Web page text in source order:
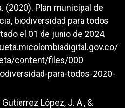
(2020). Plan municipal de
biodiversidad para todos
el 01 de junio de 2024.
content/files/000
para-todos-2020-
Gutiérrez López, J. A., &